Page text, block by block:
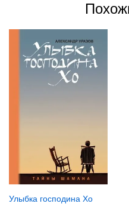
Улыбка господина Хо